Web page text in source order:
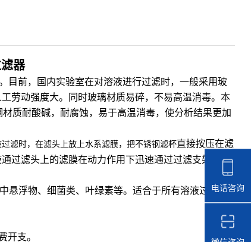
器
目前，国内实验室在对溶液进行过滤时，一般采用玻
劳动强度大。同时玻璃材质易碎，不易高温消毒。本
质耐酸碱，耐腐蚀，易于高温消毒，使分析结果更加
滤时，在滤头上放上水系滤膜，把不锈钢滤杯直接按压在滤
过滤头上的滤膜在动力作用下迅速通过过滤支架流入
悬浮物、细菌类、叶绿素等。适合于所有溶液过滤工
开支。
电话咨询